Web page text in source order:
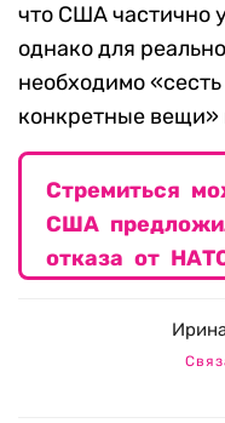
что США частично
однако для
необходимо
конкретные вещи»
Стремиться
США
отказа от